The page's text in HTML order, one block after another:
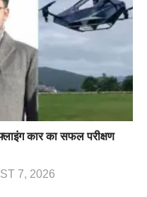
कार का सफल परीक्षण
7, 2026